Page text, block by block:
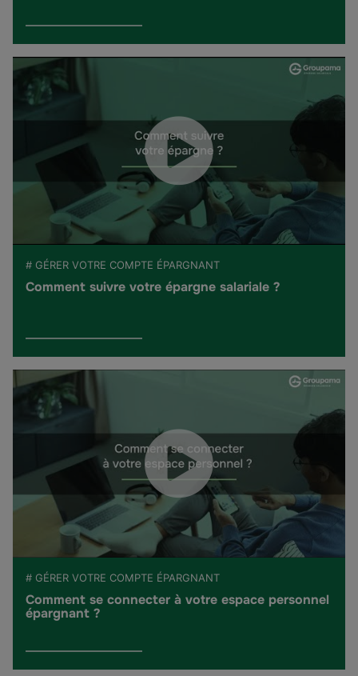
# GÉRER VOTRE COMPTE ÉPARGNANT
Comment suivre votre épargne salariale ?
# GÉRER VOTRE COMPTE ÉPARGNANT
Comment se connecter à votre espace personnel
épargnant ?